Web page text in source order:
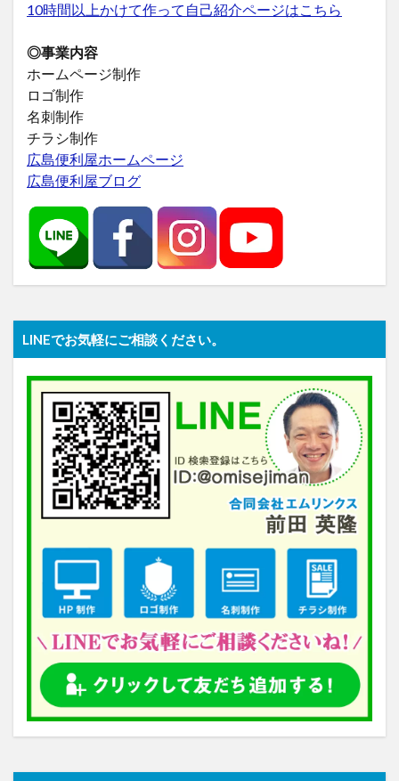
10時間以上かけて作って自己紹介ページはこちら
◎事業内容
ホームページ制作
ロゴ制作
名刺制作
チラシ制作
広島便利屋ホームページ
広島便利屋ブログ
LINEでお気軽にご相談ください。